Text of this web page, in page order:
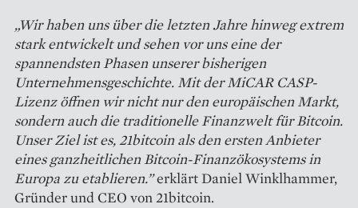
„Wir haben uns über die letzten Jahre hinweg extrem
stark entwickelt und sehen vor uns eine der
spannendsten Phasen unserer bisherigen
Unternehmensgeschichte. Mit der MiCAR CASP-
Lizenz öffnen wir nicht nur den europäischen Markt,
sondern auch die traditionelle Finanzwelt für Bitcoin.
Unser Ziel ist es, 21bitcoin als den ersten Anbieter
eines ganzheitlichen Bitcoin-Finanzökosystems in
Europa zu etablieren.”erklärt Daniel Winklhammer,
Gründer und CEO von 21bitcoin.